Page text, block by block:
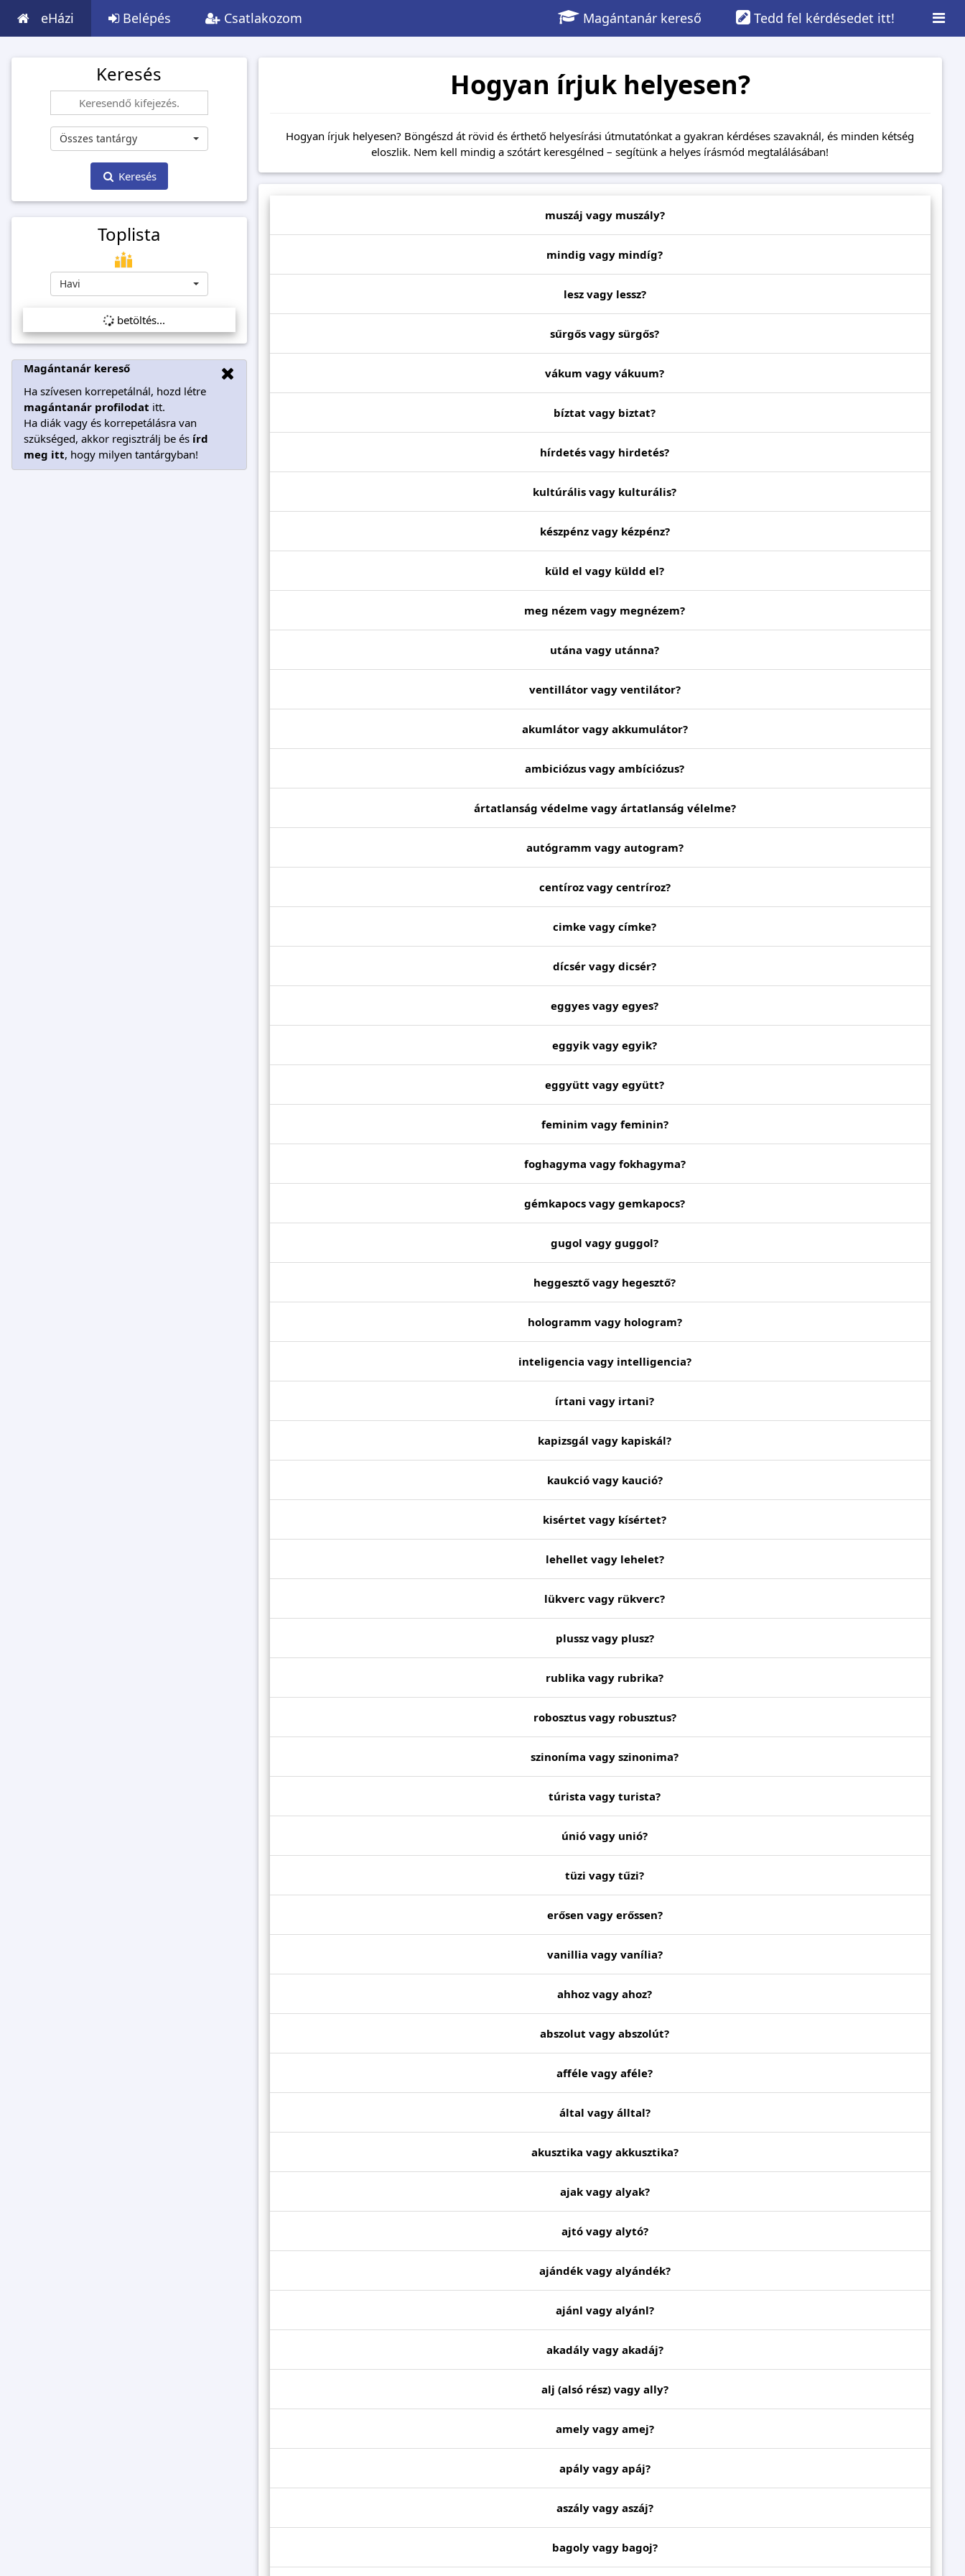
eHázi Belépés Csatlakozom Tedd fel kérdésedet itt!
Magántanár kereső
Keresés
Összes tantárgy
Keresés
Toplista
Havi
betöltés...
Magántanár kereső
Ha szívesen korrepetálnál, hozd létre
magántanár profilodat itt.
Ha diák vagy és korrepetálásra van
szükséged, akkor regisztrálj be és írd
meg itt, hogy milyen tantárgyban!
Hogyan írjuk helyesen?
Hogyan írjuk helyesen? Böngészd át rövid és érthető helyesírási útmutatónkat a gyakran kérdéses szavaknál, és minden kétség
eloszlik. Nem kell mindig a szótárt keresgélned – segítünk a helyes írásmód megtalálásában!
muszáj vagy muszály?
mindig vagy mindíg?
lesz vagy lessz?
sűrgős vagy sürgős?
vákum vagy vákuum?
bíztat vagy biztat?
hírdetés vagy hirdetés?
kultúrális vagy kulturális?
készpénz vagy kézpénz?
küld el vagy küldd el?
meg nézem vagy megnézem?
utána vagy utánna?
ventillátor vagy ventilátor?
akumlátor vagy akkumulátor?
ambiciózus vagy ambíciózus?
ártatlanság védelme vagy ártatlanság vélelme?
autógramm vagy autogram?
centíroz vagy centríroz?
cimke vagy címke?
dícsér vagy dicsér?
eggyes vagy egyes?
eggyik vagy egyik?
eggyütt vagy együtt?
feminim vagy feminin?
foghagyma vagy fokhagyma?
gémkapocs vagy gemkapocs?
gugol vagy guggol?
heggesztő vagy hegesztő?
hologramm vagy hologram?
inteligencia vagy intelligencia?
írtani vagy irtani?
kapizsgál vagy kapiskál?
kaukció vagy kaució?
kisértet vagy kísértet?
lehellet vagy lehelet?
lükverc vagy rükverc?
plussz vagy plusz?
rublika vagy rubrika?
robosztus vagy robusztus?
szinoníma vagy szinonima?
túrista vagy turista?
únió vagy unió?
tüzi vagy tűzi?
erősen vagy erőssen?
vanillia vagy vanília?
ahhoz vagy ahoz?
abszolut vagy abszolút?
afféle vagy aféle?
által vagy álltal?
akusztika vagy akkusztika?
ajak vagy alyak?
ajtó vagy alytó?
ajándék vagy alyándék?
ajánl vagy alyánl?
akadály vagy akadáj?
alj (alsó rész) vagy ally?
amely vagy amej?
apály vagy apáj?
aszály vagy aszáj?
bagoly vagy bagoj?